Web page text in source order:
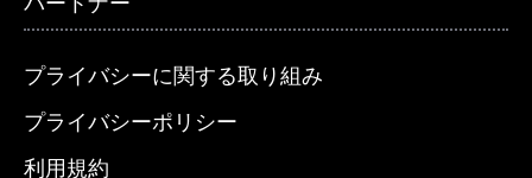
プライバシーに関する取り組み
プライバシーポリシー
利用規約